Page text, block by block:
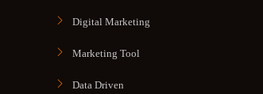
Digital Marketing
Marketing Tool
Data Driven